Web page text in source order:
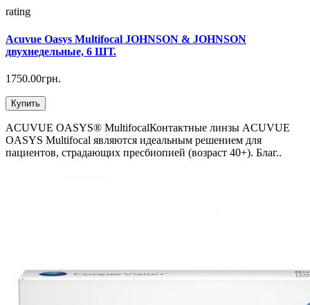
rating
Acuvue Oasys Multifocal JOHNSON & JOHNSON
двухнедельные, 6 ШТ.
1750.00грн.
Купить
ACUVUE OASYS® MultifocalКонтактные линзы ACUVUE
OASYS Multifocal являются идеальным решением для
пациентов, страдающих пресбиопией (возраст 40+). Благ..